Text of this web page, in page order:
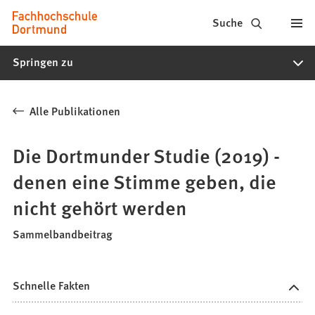
Inhalt anspringen
Fachhochschule
Dortmund
-
Studiengänge,
Bewerbung
Suche
Springen zu
Alle Publikationen
Die Dortmunder Studie (2019) -
denen eine Stimme geben, die
nicht gehört werden
Sammelbandbeitrag
Schnelle Fakten